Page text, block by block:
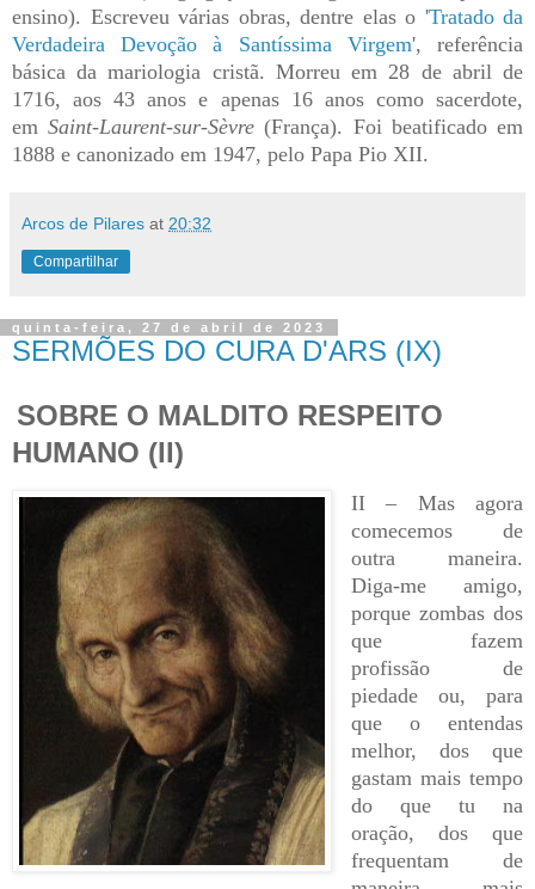
ensino). Escreveu várias obras, dentre elas o 'Tratado da
Verdadeira Devoção à Santíssima Virgem', referência
básica da mariologia cristã. Morreu em 28 de abril de
1716, aos 43 anos e apenas 16 anos como sacerdote,
emSaint-Laurent-sur-Sèvre (França). Foi beatificado em
1888 e canonizado em 1947, pelo Papa Pio XII.
Arcos de Pilares at 20:32
Compartilhar
quinta-feira, 27 de abril de 2023
SERMÕES DO CURA D'ARS (IX)
SOBRE O MALDITO RESPEITO
HUMANO (II)
II – Mas agora
comecemos de
outra maneira.
Diga-me amigo,
porque zombas dos
que fazem
profissão de
piedade ou, para
que o entendas
melhor, dos que
gastam mais tempo
do que tu na
oração, dos que
frequentam de